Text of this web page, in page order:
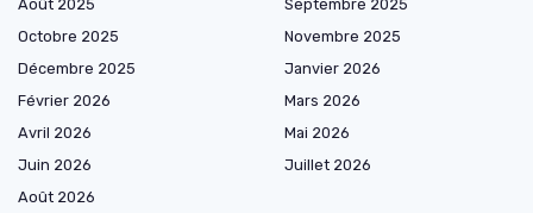
Août 2025
Septembre 2025
Octobre 2025
Novembre 2025
Décembre 2025
Janvier 2026
Février 2026
Mars 2026
Avril 2026
Mai 2026
Juin 2026
Juillet 2026
Août 2026